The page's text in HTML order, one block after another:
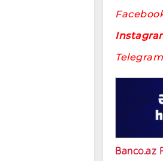
Telegram
Banco.az